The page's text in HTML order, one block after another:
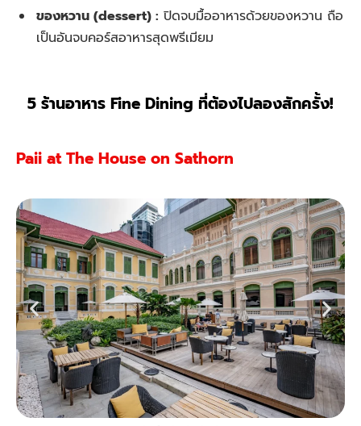
ของหวาน (dessert) : ปิดจบมื้ออาหารด้วยของหวาน ถือ
เป็นอันจบคอร์สอาหารสุดพรีเมียม
5 ร้านอาหาร Fine Dining ที่ต้องไปลองสักครั้ง!
Paii at The House on Sathorn